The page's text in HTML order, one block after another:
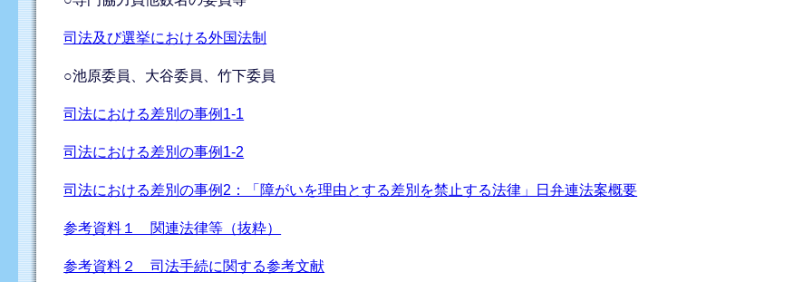
司法及び選挙における外国法制
○池原委員、大谷委員、竹下委員
司法における差別の事例1-1
司法における差別の事例1-2
司法における差別の事例2：「障がいを理由とする差別を禁止する法律」日弁連法案概要
参考資料１ 関連法律等（抜粋）
参考資料２ 司法手続に関する参考文献